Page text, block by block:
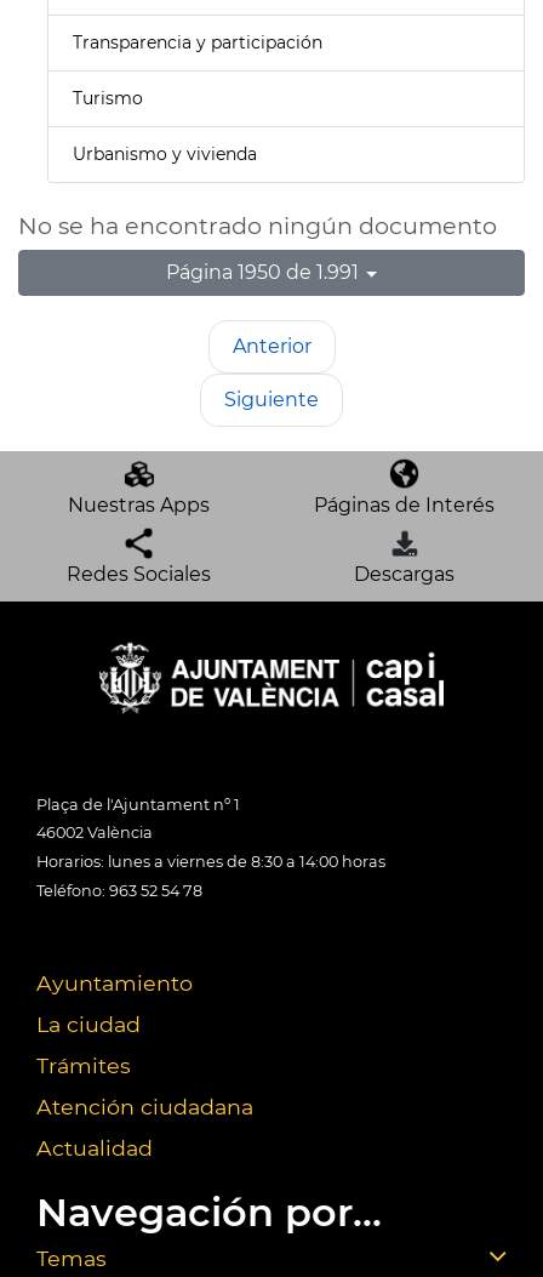
Transparencia y participación
Turismo
Urbanismo y vivienda
No se ha encontrado ningún documento
Página 1950 de 1.991
Anterior
Siguiente
Nuestras Apps Páginas de Interés
Redes Sociales Descargas
Plaça de l'Ajuntament nº 1
46002 València
Horarios: lunes a viernes de 8:30 a 14:00 horas
Teléfono: 963 52 54 78
Ayuntamiento
La ciudad
Trámites
Atención ciudadana
Actualidad
Navegación por...
Temas